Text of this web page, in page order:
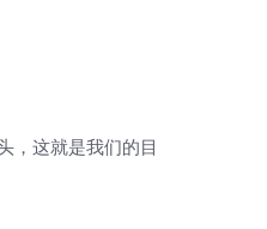
，这就是我们的目